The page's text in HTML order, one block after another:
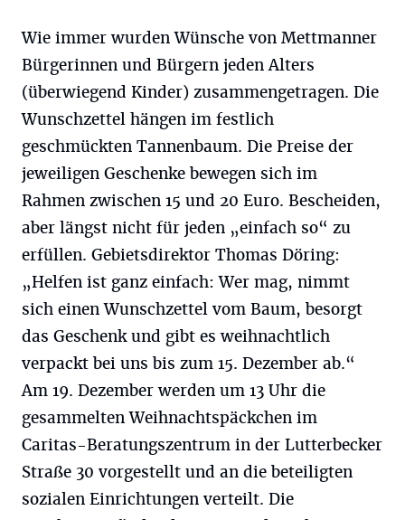
Wie immer wurden Wünsche von Mettmanner
Bürgerinnen und Bürgern jeden Alters
(überwiegend Kinder) zusammengetragen. Die
Wunschzettel hängen im festlich
geschmückten Tannenbaum. Die Preise der
jeweiligen Geschenke bewegen sich im
Rahmen zwischen 15 und 20 Euro. Bescheiden,
aber längst nicht für jeden „einfach so“ zu
erfüllen. Gebietsdirektor Thomas Döring:
„Helfen ist ganz einfach: Wer mag, nimmt
sich einen Wunschzettel vom Baum, besorgt
das Geschenk und gibt es weihnachtlich
verpackt bei uns bis zum 15. Dezember ab.“
Am 19. Dezember werden um 13 Uhr die
gesammelten Weihnachtspäckchen im
Caritas-Beratungszentrum in der Lutterbecker
Straße 30 vorgestellt und an die beteiligten
sozialen Einrichtungen verteilt. Die